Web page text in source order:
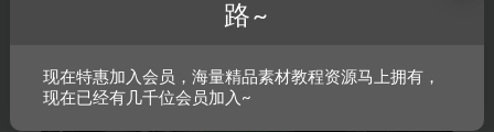
路~
现在特惠加入会员，海量精品素材教程资源马上拥有，
现在已经有几千位会员加入~